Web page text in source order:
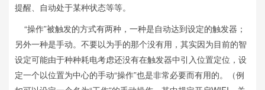
提醒、自动处于某种状态等等。
“操作”被触发的方式有两种，一种是自动达到设定的触发器；
另外一种是手动。不要以为手的那个没有用，其实因为目前的智
设定可能由于种种耗电考虑还没有在触发器中引入位置定位，设
定一个以位置为中心的手动“操作”也是非常必要而有用的。（例